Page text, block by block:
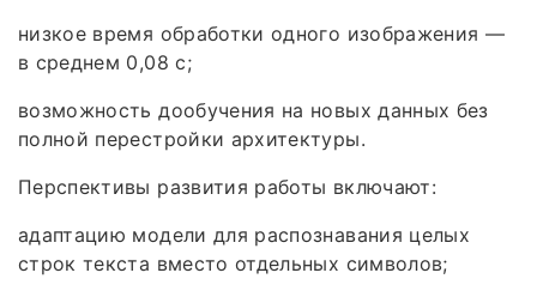
низкое время обработки одного изображения —
в среднем 0,08 с;
возможность дообучения на новых данных без
полной перестройки архитектуры.
Перспективы развития работы включают:
адаптацию модели для распознавания целых
строк текста вместо отдельных символов;